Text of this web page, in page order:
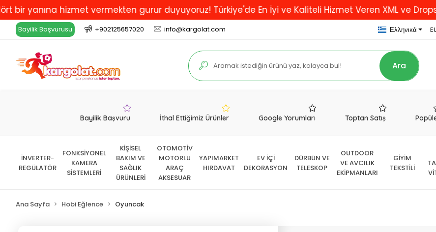
hizmet vermekten gurur duyuyoruz! Türkiye'de En İyi ve Kaliteli Hizmet Veren XML ve Dropshipping
Bayilik Başvurusu +902125657020 info@kargolat.com Ελληνικά
Ara
Bayilik Başvuru İthal Ettiğimiz Ürünler Google Yorumları Toptan Satış
İNVERTER-
REGÜLATÖR
FONKSİYONEL
KAMERA
SİSTEMLERİ
KİŞİSEL
BAKIM VE
SAĞLIK
ÜRÜNLERİ
OTOMOTİV
MOTORLU
ARAÇ
AKSESUAR
YAPIMARKET
HIRDAVAT
EV İÇİ
DEKORASYON
DÜRBÜN VE
TELESKOP
OUTDOOR
VE AVCILIK
EKİPMANLARI
GİYİM
TEKSTİLİ
Ana Sayfa Hobi Eğlence Oyuncak